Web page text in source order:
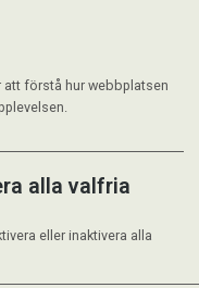
att förstå hur webbplatsen
alla valfria
eller inaktivera alla